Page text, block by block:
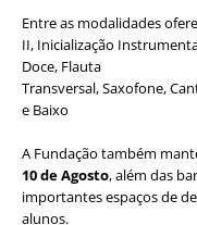
Entre as modalidades
II, Inicialização
Doce, Flauta
Transversal,Saxofone,
e Baixo
A Fundação também
10 de Agosto, além das
importantes espaços de
alunos.